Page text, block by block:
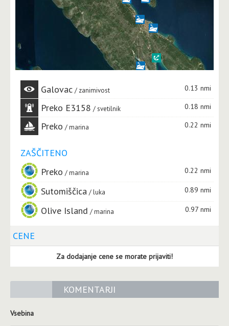
Galovac zanimivost 0.13 nmi
Preko E3158 svetilnik 0.18 nmi
Preko marina 0.22 nmi
ZAŠČITENO
Preko
marina 0.22 nmi
Sutomiščica luka 0.89 nmi
Olive Island marina 0.97 nmi
CENE
Za dodajanje cene se morate prijaviti!
KOMENTARJI
Vsebina